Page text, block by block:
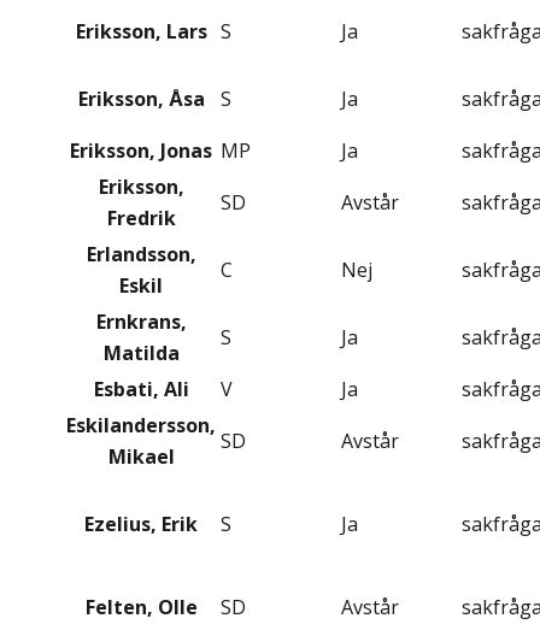
Eriksson, Lars S Ja
Eriksson, Åsa S Ja
Eriksson, Jonas MP Ja
Eriksson,
Fredrik
SD Avstår
Erlandsson,
Eskil
C Nej
Ernkrans,
Matilda
S Ja
Esbati, Ali
V Ja
Eskilandersson,
Mikael
SD Avstår
Ezelius, Erik S Ja
Felten, Olle SD Avstår